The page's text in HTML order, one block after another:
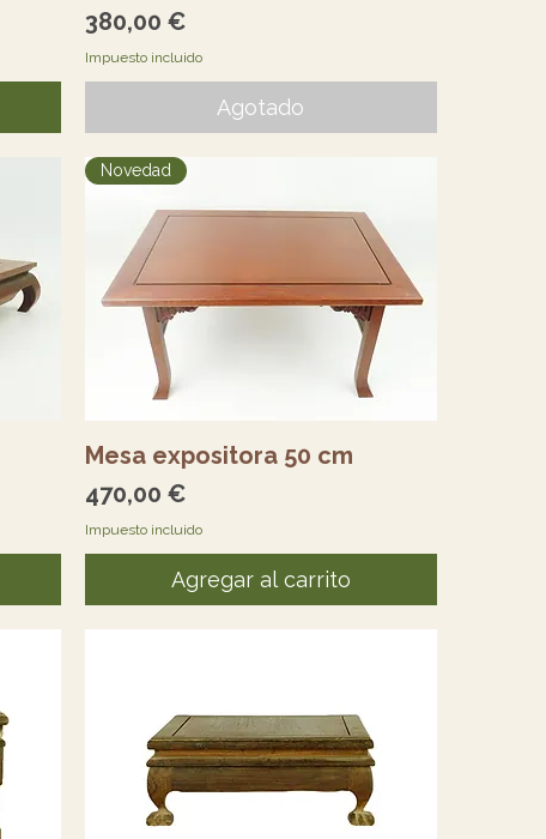
Precio
380,00 €
Impuesto incluido
Agotado
Vista rápida
Novedad
Mesa expositora 50 cm
Precio
470,00 €
Impuesto incluido
Agregar al carrito